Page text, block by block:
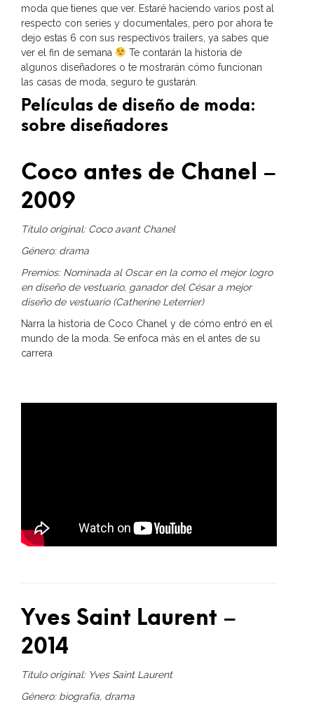
moda que tienes que ver. Estaré haciendo varios post al
respecto con series y documentales, pero por ahora te
dejo estas 6 con sus respectivos trailers, ya sabes que
ver el fin de semana
Te contarán la historia de
algunos diseñadores o te mostrarán cómo funcionan
las casas de moda, seguro te gustarán.
Películas de diseño de moda:
sobre diseñadores
Coco antes de Chanel –
2009
Título original: Coco avant Chanel
Género: drama
Premios: Nominada al Oscar en la como el mejor logro
en diseño de vestuario, ganador del César a mejor
diseño de vestuario (Catherine Leterrier)
Narra la historia de Coco Chanel y de cómo entró en el
mundo de la moda. Se enfoca más en el antes de su
carrera
Yves Saint Laurent –
2014
Título original: Yves Saint Laurent
Género: biografía, drama